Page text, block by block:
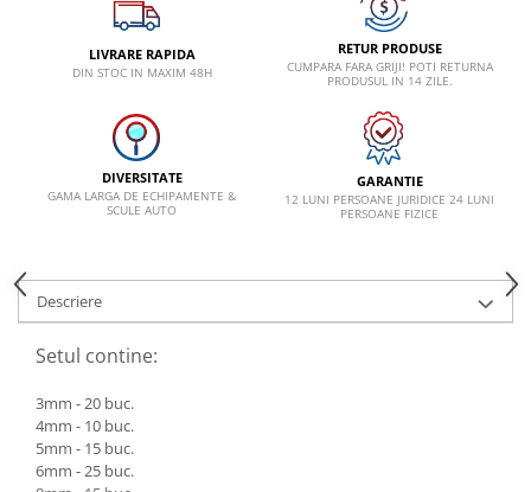
Opel
Porsche
Renault
Saab
Subaru
Suzuki
LIVRARE RAPIDA
DIN STOC IN MAXIM 48H
RETUR PRODUSE
CUMPARA FARA GRIJI! POTI RETURNA
PRODUSUL IN 14 ZILE.
DIVERSITATE
GAMA LARGA DE ECHIPAMENTE &
SCULE AUTO
GARANTIE
12 LUNI PERSOANE JURIDICE 24 LUNI
PERSOANE FIZICE
Descriere
Setul contine:
3mm - 20 buc.
4mm - 10 buc.
5mm - 15 buc.
6mm - 25 buc.